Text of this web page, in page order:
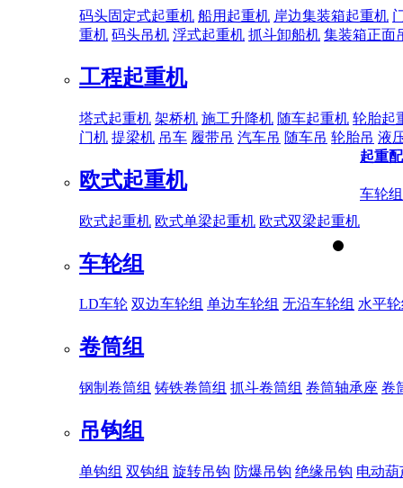
码头固定式起重机 船用起重机 岸边集装箱起重机
重机 码头吊机 浮式起重机 抓斗卸船机 集装箱正面
工程起重机
塔式起重机 架桥机 施工升降机 随车起重机 轮胎起
门机 提梁机 吊车 履带吊 汽车吊 随车吊 轮胎吊 液
欧式起重机
欧式起重机 欧式单梁起重机 欧式双梁起重机
起重
车轮组
车轮组
LD车轮 双边车轮组 单边车轮组 无沿车轮组 水平
卷筒组
钢制卷筒组 铸铁卷筒组 抓斗卷筒组 卷筒轴承座 卷
吊钩组
单钩组 双钩组 旋转吊钩 防爆吊钩 绝缘吊钩 电动